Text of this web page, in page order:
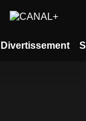
Divertissement